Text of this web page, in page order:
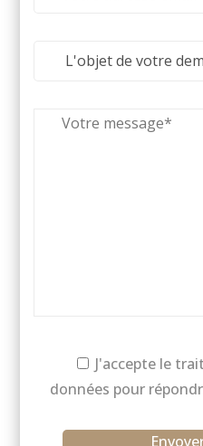
J'accepte le
données pour